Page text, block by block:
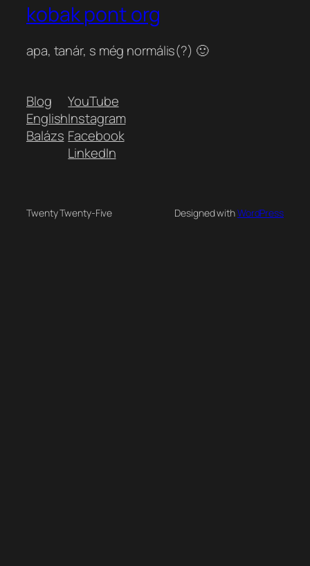
kobak pont org
apa, tanár, s még normális(?) 🙂
Blog
English
Balázs
YouTube
Instagram
Facebook
LinkedIn
Twenty Twenty-Five Designed withWordPress